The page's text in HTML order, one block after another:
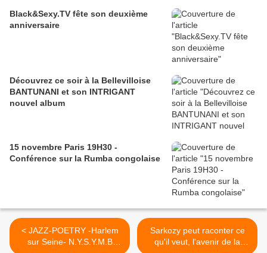
Black&Sexy.TV fête son deuxième
anniversaire
Découvrez ce soir à la Bellevilloise
BANTUNANI et son INTRIGANT
nouvel album
15 novembre Paris 19H30 -
Conférence sur la Rumba congolaise
< JAZZ-POETRY -Harlem
sur Seine- N.Y.S.Y.M.B
Sarkozy peut raconter ce
qu'il veut, l'avenir de la